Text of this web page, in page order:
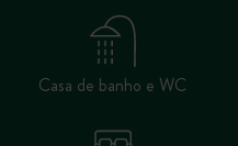
Casa de banho e WC